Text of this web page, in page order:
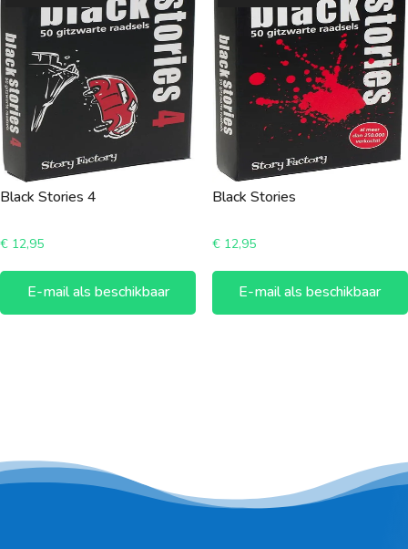
Black Stories 4
€ 12,95
E-mail als beschikbaar
Black Stories
€12,95
E-mail als beschikbaar